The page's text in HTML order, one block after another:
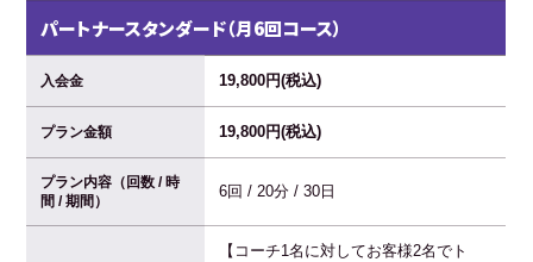
パートナースタンダード（月6回コース）
入会金 19,800円(税込)
プラン金額 19,800円(税込)
プラン内容（回数 / 時
間 / 期間）
6回 / 20分 / 30日
【コーチ1名に対してお客様2名でト